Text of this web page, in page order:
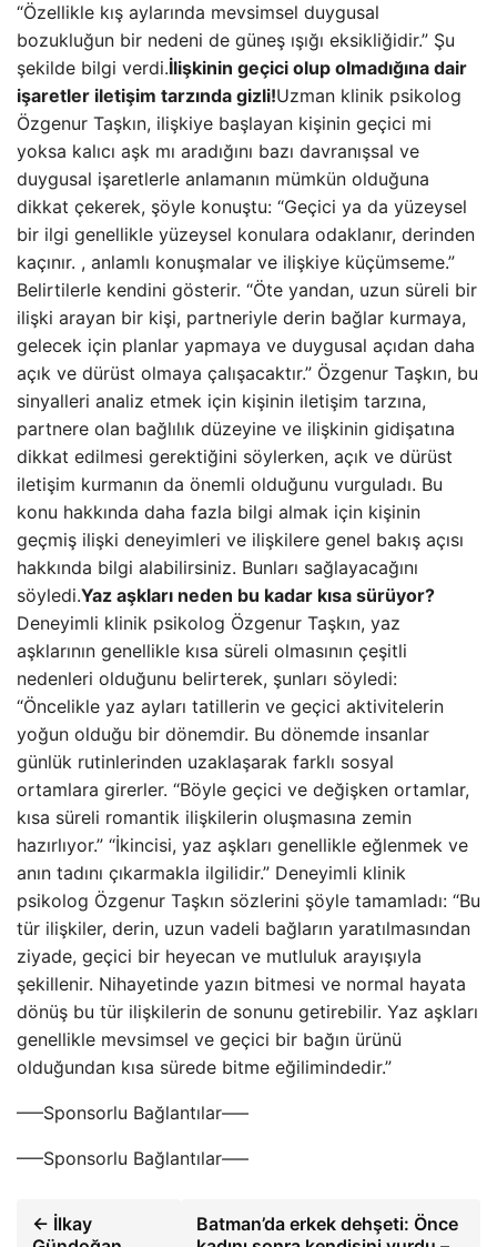
“Özellikle kış aylarında mevsimsel duygusal
bozukluğun bir nedeni de güneş ışığı eksikliğidir.” Şu
şekilde bilgi verdi.İlişkinin geçici olup olmadığına dair
işaretler iletişim tarzında gizli!Uzman klinik psikolog
Özgenur Taşkın, ilişkiye başlayan kişinin geçici mi
yoksa kalıcı aşk mı aradığını bazı davranışsal ve
duygusal işaretlerle anlamanın mümkün olduğuna
dikkat çekerek, şöyle konuştu: “Geçici ya da yüzeysel
bir ilgi genellikle yüzeysel konulara odaklanır, derinden
kaçınır. , anlamlı konuşmalar ve ilişkiye küçümseme.”
Belirtilerle kendini gösterir. “Öte yandan, uzun süreli bir
ilişki arayan bir kişi, partneriyle derin bağlar kurmaya,
gelecek için planlar yapmaya ve duygusal açıdan daha
açık ve dürüst olmaya çalışacaktır.” Özgenur Taşkın, bu
sinyalleri analiz etmek için kişinin iletişim tarzına,
partnere olan bağlılık düzeyine ve ilişkinin gidişatına
dikkat edilmesi gerektiğini söylerken, açık ve dürüst
iletişim kurmanın da önemli olduğunu vurguladı. Bu
konu hakkında daha fazla bilgi almak için kişinin
geçmiş ilişki deneyimleri ve ilişkilere genel bakış açısı
hakkında bilgi alabilirsiniz. Bunları sağlayacağını
söyledi.Yaz aşkları neden bu kadar kısa sürüyor?
Deneyimli klinik psikolog Özgenur Taşkın, yaz
aşklarının genellikle kısa süreli olmasının çeşitli
nedenleri olduğunu belirterek, şunları söyledi:
“Öncelikle yaz ayları tatillerin ve geçici aktivitelerin
yoğun olduğu bir dönemdir. Bu dönemde insanlar
günlük rutinlerinden uzaklaşarak farklı sosyal
ortamlara girerler. “Böyle geçici ve değişken ortamlar,
kısa süreli romantik ilişkilerin oluşmasına zemin
hazırlıyor.” “İkincisi, yaz aşkları genellikle eğlenmek ve
anın tadını çıkarmakla ilgilidir.” Deneyimli klinik
psikolog Özgenur Taşkın sözlerini şöyle tamamladı: “Bu
tür ilişkiler, derin, uzun vadeli bağların yaratılmasından
ziyade, geçici bir heyecan ve mutluluk arayışıyla
şekillenir. Nihayetinde yazın bitmesi ve normal hayata
dönüş bu tür ilişkilerin de sonunu getirebilir. Yaz aşkları
genellikle mevsimsel ve geçici bir bağın ürünü
olduğundan kısa sürede bitme eğilimindedir.”
—–Sponsorlu Bağlantılar—–
—–Sponsorlu Bağlantılar—–
← İlkay
Batman’da erkek dehşeti: Önce